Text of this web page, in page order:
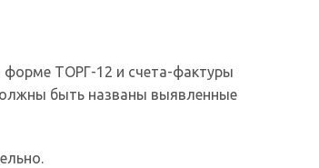
ТОРГ-12 и счета-фактуры
быть названы выявленные